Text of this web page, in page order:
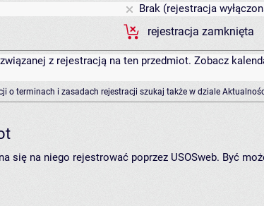
Brak (rejestracja
rejestracja zamknięta
z rejestracją na ten przedmiot. Zobacz
o terminach i zasadach rejestracji szukaj także w dziale
się na niego rejestrować poprzez USOSweb. Być